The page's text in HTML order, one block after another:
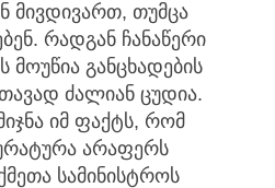
მივდივართ, თუმცა
რადგან ჩანაწერი
განცხადების
ძალიან ცუდია.
იმ ფაქტს, რომ
არაფერს
სამინისტროს